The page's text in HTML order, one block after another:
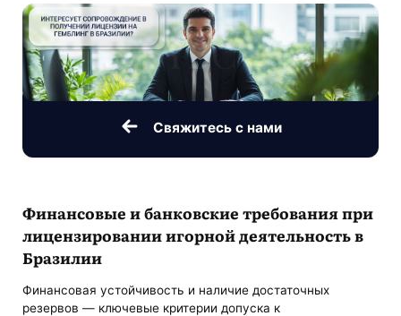
Свяжитесь с нами
Финансовые и банковские требования при
лицензировании игорной деятельность в
Бразилии
Финансовая устойчивость и наличие достаточных
резервов — ключевые критерии допуска к